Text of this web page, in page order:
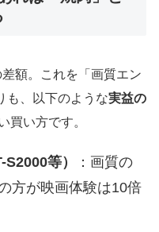
額。これを「画質エン
も、以下のような実益の
買い方です。
等）
：画質の
方が映画体験は10倍